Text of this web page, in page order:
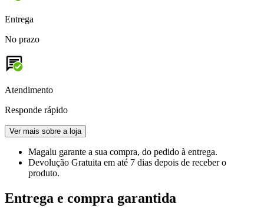
Entrega
No prazo
Atendimento
Responde rápido
Ver mais sobre a loja
Magalu garante a sua compra, do pedido à entrega.
Devolução Gratuita em até 7 dias depois de receber o
produto.
Entrega e compra garantida